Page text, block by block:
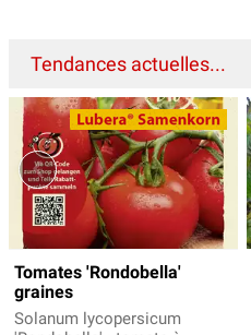
Tendances actuelles...
Tomates 'Rondobella'
graines
Solanum lycopersicum